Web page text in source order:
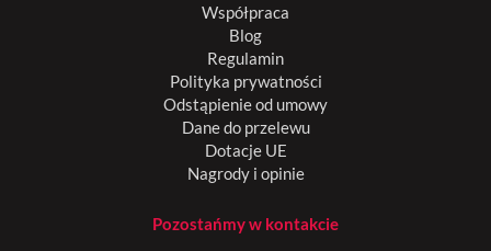
Współpraca
Blog
Regulamin
Polityka prywatności
Odstąpienie od umowy
Dane do przelewu
Dotacje UE
Nagrody i opinie
Pozostańmy w kontakcie